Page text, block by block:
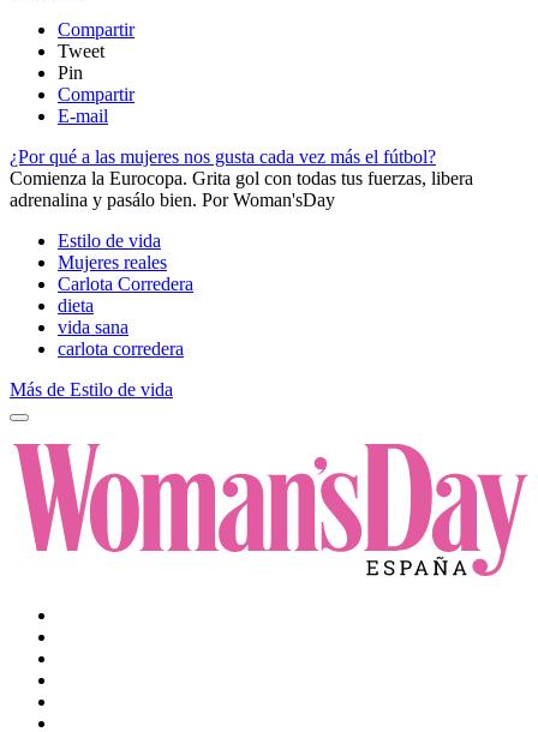
Compartir
Tweet
Pin
Compartir
E-mail
¿Por qué a las mujeres nos gusta cada vez más el fútbol?
Comienza la Eurocopa. Grita gol con todas tus fuerzas, libera
adrenalina y pasálo bien. PorWoman'sDay
Estilo de vida
Mujeres reales
Carlota Corredera
dieta
vida sana
carlota corredera
Más de Estilo de vida